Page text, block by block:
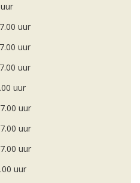
uur
uur
uur
uur
uur
uur
uur
uur